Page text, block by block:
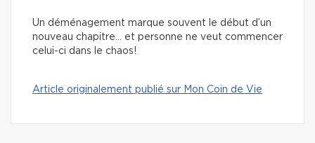
Un déménagement marque souvent le début d’un
nouveau chapitre… et personne ne veut commencer
celui-ci dans le chaos!
Article originalement publié sur Mon Coin de Vie